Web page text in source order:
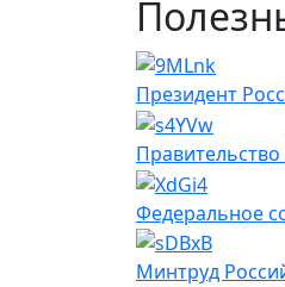
Президент
Федеральное
Минтруд